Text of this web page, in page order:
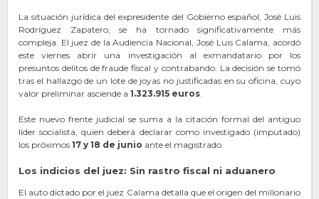
La situación jurídica del expresidente del Gobierno español, José Luis
Rodríguez Zapatero, se ha tornado significativamente más
compleja. El juez de la Audiencia Nacional, José Luis Calama, acordó
este viernes abrir una investigación al exmandatario por los
presuntos delitos de fraude fiscal y contrabando. La decisión se tomó
tras el hallazgo de un lote de joyas no justificadas en su oficina, cuyo
valor preliminar asciende a 1.323.915 euros.
Este nuevo frente judicial se suma a la citación formal del antiguo
líder socialista, quien deberá declarar como investigado (imputado)
los próximos 17 y 18 de junio ante el magistrado.
Los indicios del juez: Sin rastro fiscal ni aduanero
El auto dictado por el juez Calama detalla que el origen del millonario